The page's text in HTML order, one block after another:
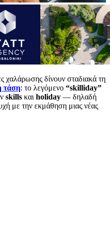
χαλάρωσης δίνουν σταδιακά τη
τάση: το λεγόμενο “skilliday”
skills και holiday — δηλαδή
με την εκμάθηση μιας νέας